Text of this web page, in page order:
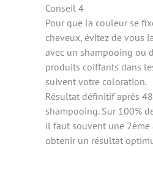
Conseil 4
Pour que la couleur se
cheveux, évitez de vous
avec un shampooing ou
produits coiffants dans
suivent votre coloration.
Résultat définitif après
shampooing. Sur 100%
il faut souvent une
obtenir un résultat